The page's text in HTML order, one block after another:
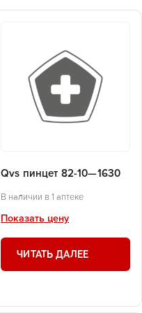
Qvs пинцет 82-10—1630
В наличии в 1 аптеке
Показать цену
ЧИТАТЬ ДАЛЕЕ